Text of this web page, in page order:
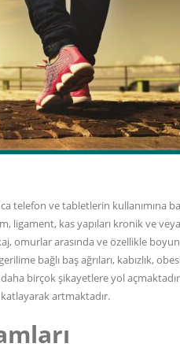
telefon ve tabletlerin kullanımına
ligament, kas yapıları kronik ve
omurlar arasında ve özellikle
bağlı baş ağrıları, kabızlık,
birçok şikayetlere yol
artmaktadır.